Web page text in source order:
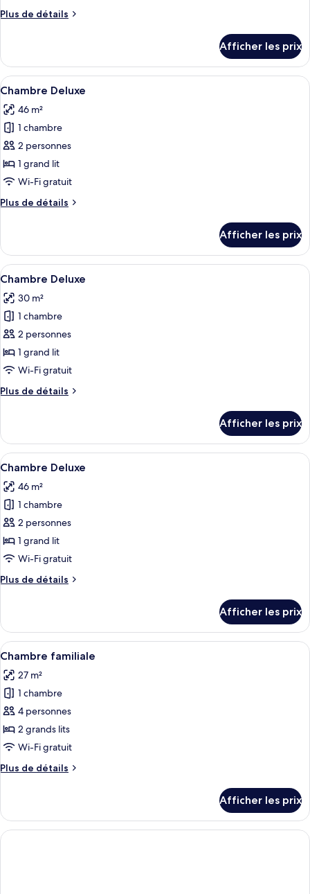
chambre :
Plus de détails
Plus
Chambre
Deluxe
Afficher les prix
Afficher
toutes
les
photos
pour
ce
type
chambre :
Chambre Deluxe | Minibar, coffre-
1
Chambre Deluxe
46 m²
1 chambre
2 personnes
1 grand lit
Wi-Fi gratuit
Plus de détails
Plus
Chambre
Deluxe
Afficher les prix
Afficher
toutes
les
photos
pour
ce
type
chambre :
Chambre Deluxe | Minibar, coffre-
1
Chambre Deluxe
30 m²
1 chambre
2 personnes
1 grand lit
Wi-Fi gratuit
Plus de détails
Plus
Chambre
Deluxe
Afficher les prix
Afficher
toutes
les
photos
pour
ce
type
chambre :
Une pièce chaleureuse avec une
1
Chambre Deluxe
46 m²
1 chambre
2 personnes
1 grand lit
Wi-Fi gratuit
Plus de détails
Plus
Chambre
Deluxe
Afficher les prix
Afficher
toutes
les
photos
pour
ce
type
chambre :
Une chambre d’hôtel avec deux
1
Chambre familiale
27 m²
1 chambre
4 personnes
2 grands lits
Wi-Fi gratuit
Plus de détails
Plus
Chambre
familiale
Afficher les prix